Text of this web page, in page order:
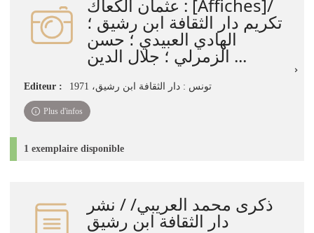
عثمان الكعاك : [Affiches]/
تكريم دار الثقافة ابن رشيق ؛
الهادي العبيدي ؛ حسن
الزمرلي ؛ جلال الدين ...
Editeur : تونس : دار الثقافة ابن رشيق، 1971
Plus d'infos
1 exemplaire disponible
ذكرى محمد العريبي/ / نشر
دار الثقافة ابن رشيق